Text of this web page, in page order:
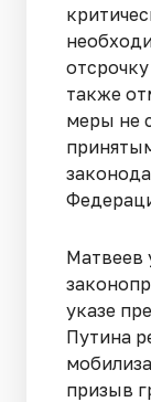
также
меры не
Матвеев
указе
Путина
призыв